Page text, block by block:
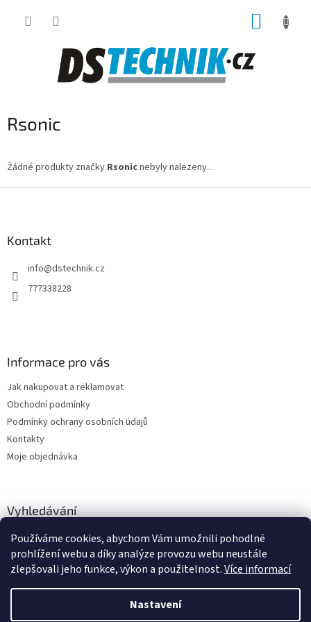
Používáme cookies, abychom Vám umožnili pohodlné
prohlížení webu a díky analýze provozu webu neustále
zlepšovali jeho funkce, výkon a použitelnost.Více informací
Nastavení
Rsonic
Žádné produkty značky Rsonicnebyly nalezeny...
Kontakt
info@dstechnik.cz
777338228
Informace pro vás
Jak nakupovat a reklamovat
Obchodní podmínky
Podmínky ochrany osobních údajů
Kontakty
Moje objednávka
Vyhledávání
HLEDAT
Vytvořil Shoptet